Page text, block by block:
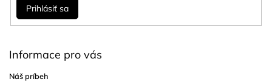
Prihlásiť sa
Informace pro vás
Náš príbeh